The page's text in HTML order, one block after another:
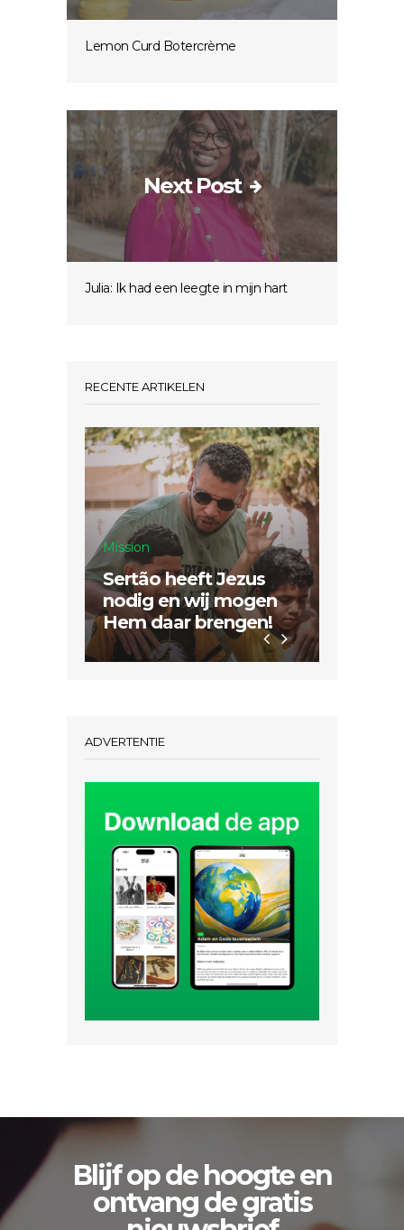
Lemon Curd Botercrème
Next Post
Julia: Ik had een leegte in mijn hart
RECENTE ARTIKELEN
Mission
Sertão heeft Jezus
nodig en wij mogen
Hem daar brengen!
ADVERTENTIE
Blijf op de hoogte en
ontvang de gratis